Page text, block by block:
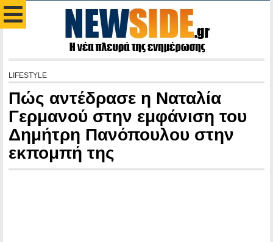
LIFESTYLE
Πώς αντέδρασε η Ναταλία
Γερμανού στην εμφάνιση του
Δημήτρη Πανόπουλου στην
εκπομπή της